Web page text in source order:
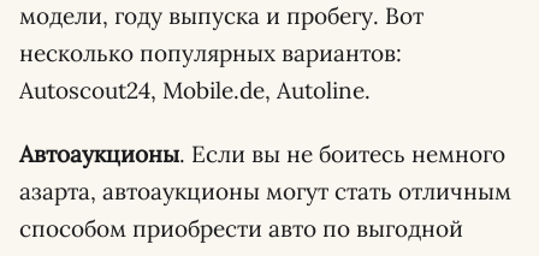
модели, году выпуска и пробегу. Вот
несколько популярных вариантов:
Autoscout24, Mobile.de, Autoline.
Автоаукционы. Если вы не боитесь немного
азарта, автоаукционы могут стать отличным
способом приобрести авто по выгодной